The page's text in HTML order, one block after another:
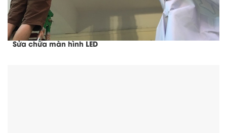
Sửa chữa màn hình LED